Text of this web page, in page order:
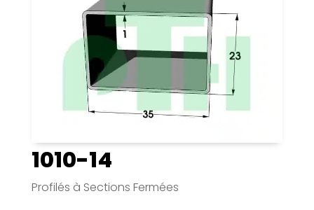
1010-14
Profilés à Sections Fermées